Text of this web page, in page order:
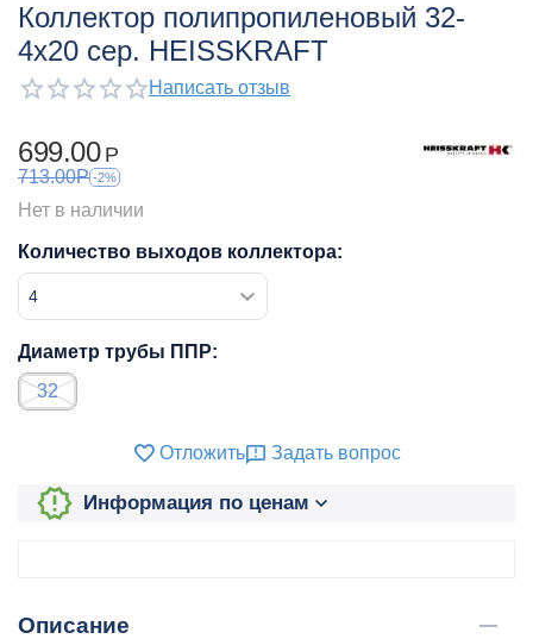
Коллектор полипропиленовый 32-
4x20 сер. HEISSKRAFT
Написать отзыв
699.00 Р
713.00Р -2%
Нет в наличии
Количество выходов коллектора:
Диаметр трубы ППР:
32
Отложить Задать вопрос
Информация по ценам
Описание